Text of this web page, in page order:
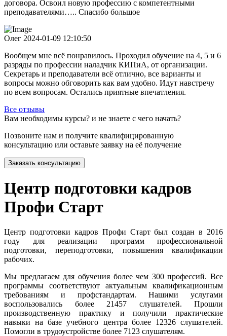
договора. Освоил новую профессию с компетентными
преподавателями….. Спасибо большое
Олег 2024-01-09 12:10:50
Вообщем мне всё понравилось. Проходил обучение на 4, 5 и 6
разряды по профессии наладчик КИПиА, от организации.
Секретарь и преподаватели всё отлично, все варианты и
вопросы можно обговорить как вам удобно. Идут навстречу
по всем вопросам. Остались приятные впечатления.
Все отзывы
Вам необходимы курсы? и не знаете с чего начать?
Позвоните нам и получите квалифицированную
консультацию или оставьте заявку на её получение
Заказать консультацию
Центр подготовки кадров
Профи Старт
Центр подготовки кадров Профи Старт был создан в 2016
году для реализации программ профессиональной
подготовки, переподготовки, повышения квалификации
рабочих.
Мы предлагаем для обучения более чем 300 профессий. Все
программы соответствуют актуальным квалификационным
требованиям и профстандартам. Нашими услугами
воспользовались более 21457 слушателей. Прошли
производственную практику и получили практические
навыки на базе учебного центра более 12326 слушателей.
Помогли в трудоустройстве более 7123 слушателям.